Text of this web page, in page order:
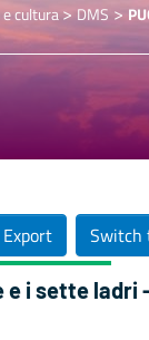
e cultura>DMS >
Export Switch
e i sette ladri